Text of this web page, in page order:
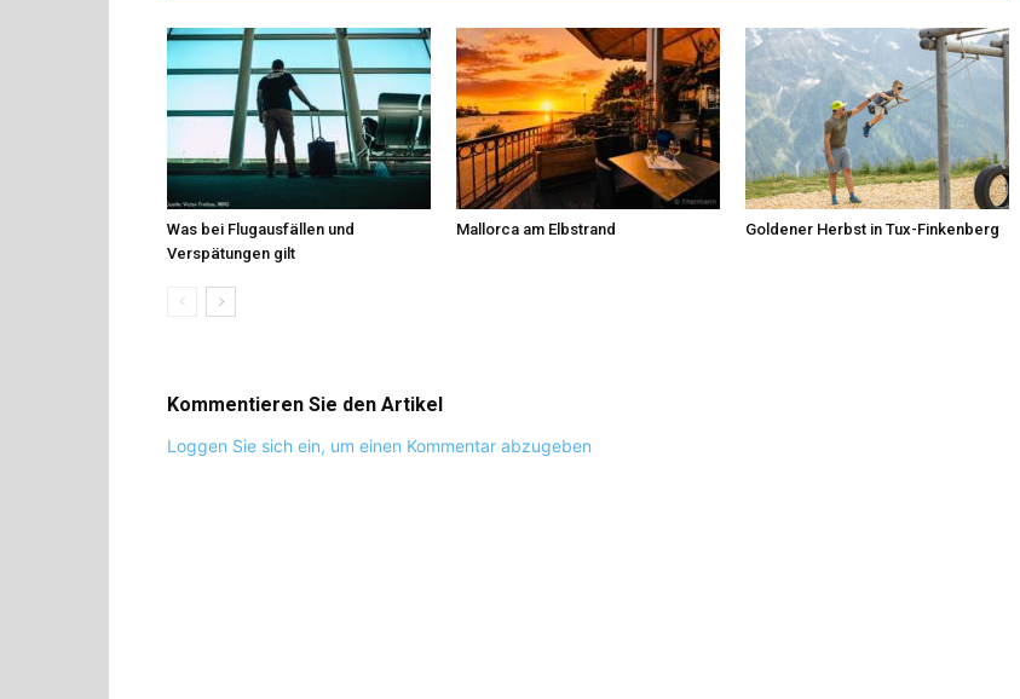
Was bei Flugausfällen und
Verspätungen gilt
Mallorca am Elbstrand Goldener Herbst in Tux-Finkenberg
Kommentieren Sie den Artikel
Loggen Sie sich ein, um einen Kommentar abzugeben